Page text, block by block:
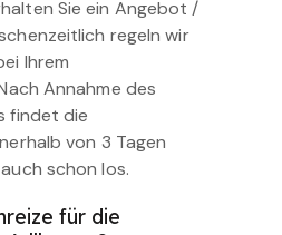
Sie ein Angebot /
regeln wir
Ihrem
Annahme des
findet die
von 3 Tagen
schon los.
für die